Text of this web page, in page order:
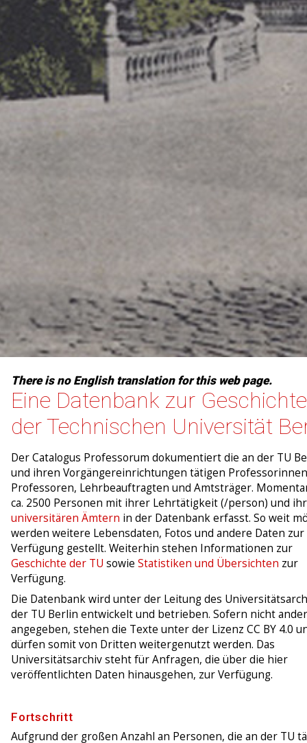
There is no English translation for this web page.
Eine Datenbank zur Geschichte
der Technischen Universität
Der Catalogus Professorum dokumentiert die an der TU
und ihren Vorgängereinrichtungen tätigen
Professoren, Lehrbeauftragten und Amtsträger.
ca. 2500 Personen mit ihrer Lehrtätigkeit (/person) und
universitären Ämtern in der Datenbank erfasst. So weit
werden weitere Lebensdaten, Fotos und andere Daten zur
Verfügung gestellt. Weiterhin stehen Informationen zur
Geschichte der TU sowie Statistiken und Übersichten zur
Verfügung.
Die Datenbank wird unter der Leitung des
der TU Berlin entwickelt und betrieben. Sofern nicht
angegeben, stehen die Texte unter der Lizenz CC BY 4.0
dürfen somit von Dritten weitergenutzt werden. Das
Universitätsarchiv steht für Anfragen, die über die hier
veröffentlichten Daten hinausgehen, zur Verfügung.
Fortschritt
Aufgrund der großen Anzahl an Personen, die an der TU